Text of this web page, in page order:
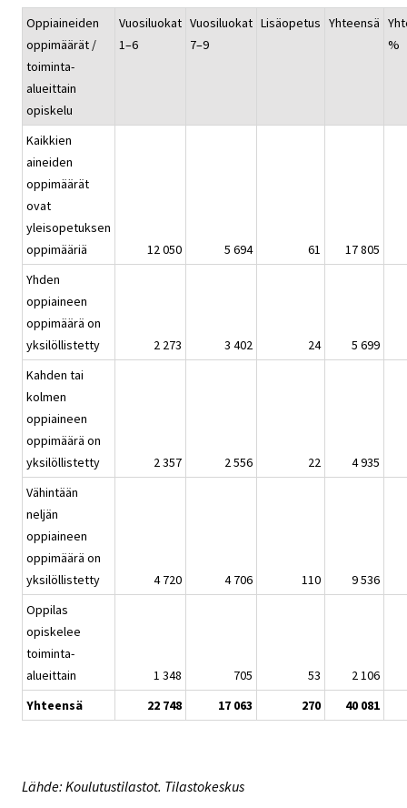
Oppiaineiden
oppimäärät /
toiminta-
alueittain
opiskelu
Vuosiluokat
1–6
Vuosiluokat
7–9
Lisäopetus Yhteensä
%
Kaikkien
aineiden
oppimäärät
ovat
yleisopetuksen
oppimääriä
12 050 5 694 61
17 805
Yhden
oppiaineen
oppimäärä on
yksilöllistetty
2 273 3 402 24
5 699
Kahden tai
kolmen
oppiaineen
oppimäärä on
yksilöllistetty
2 357 2 556 22
4 935
Vähintään
neljän
oppiaineen
oppimäärä on
yksilöllistetty
4 720 4 706 110
9 536
Oppilas
opiskelee
toiminta-
alueittain
1 348 705 53
2 106
Yhteensä
22 748 17 063 270 40 081
Lähde: Koulutustilastot. Tilastokeskus